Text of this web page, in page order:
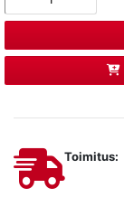
Toimitus: